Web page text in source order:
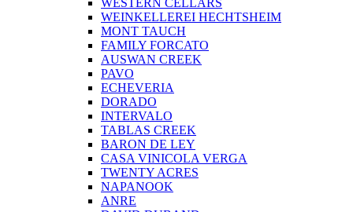
WESTERN CELLARS
WEINKELLEREI HECHTSHEIM
MONT TAUCH
FAMILY FORCATO
AUSWAN CREEK
PAVO
ECHEVERIA
DORADO
INTERVALO
TABLAS CREEK
BARON DE LEY
CASA VINICOLA VERGA
TWENTY ACRES
NAPANOOK
ANRE